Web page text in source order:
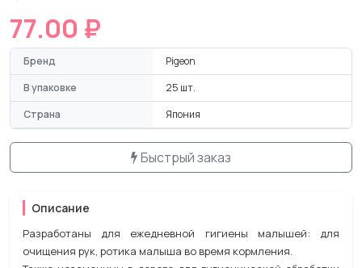
77.00 ₽
Бренд
Pigeon
В упаковке
25 шт.
Страна
Япония
Быстрый заказ
Описание
Разработаны для ежедневной гигиены малышей: для
очищения рук, ротика малыша во время кормления.